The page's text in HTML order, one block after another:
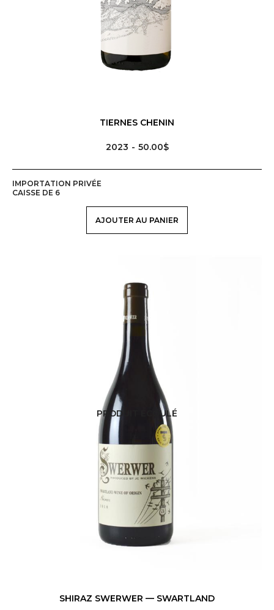
TIERNES CHENIN
2023 50.00$
IMPORTATION PRIVÉE
CAISSE DE 6
AJOUTER AU PANIER
PRODUIT ÉCOULÉ
SHIRAZ SWERWER — SWARTLAND